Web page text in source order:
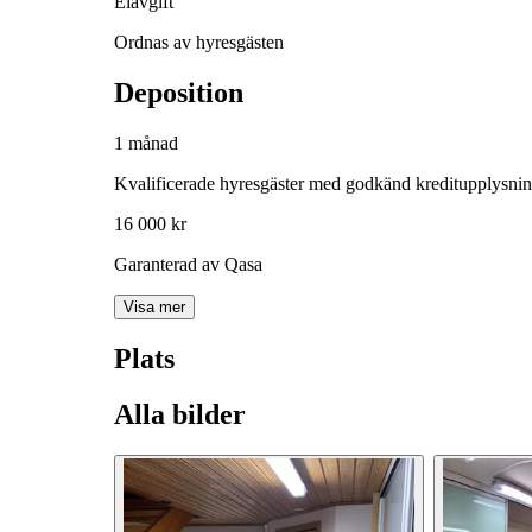
Ordnas av hyresgästen
Deposition
1 månad
Kvalificerade hyresgäster med godkänd
16 000 kr
Garanterad av Qasa
Visa mer
Plats
Alla bilder